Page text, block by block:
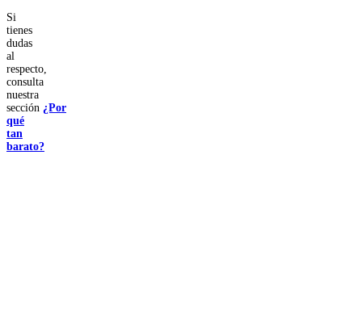
Si
tienes
dudas
al
respecto,
consulta
nuestra
sección ¿Por
qué
tan
barato?